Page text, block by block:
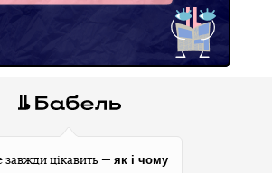
завжди цікавить — як і чому